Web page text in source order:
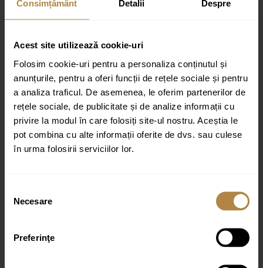
Consimțământ Detalii Despre
Acest site utilizează cookie-uri
Folosim cookie-uri pentru a personaliza conținutul și
anunțurile, pentru a oferi funcții de rețele sociale și pentru
a analiza traficul. De asemenea, le oferim partenerilor de
rețele sociale, de publicitate și de analize informații cu
privire la modul în care folosiți site-ul nostru. Aceștia le
pot combina cu alte informații oferite de dvs. sau culese
în urma folosirii serviciilor lor.
consimțământului
Necesare
Preferinţe
Recenzii
Nu există recenzii până acum.
Fii primul care scrii o recenzie pentru „Baterie de lavoar Invena
Adresa ta de email nu va fi publicată.
Câmpurile obligatorii sunt
marcate cu
Evaluarea ta
Recenzia ta
Nume*